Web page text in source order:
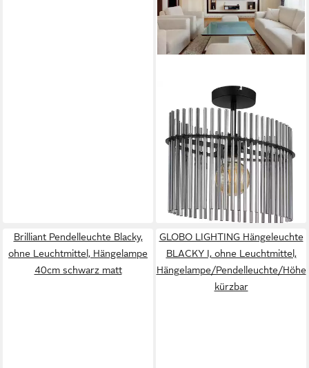
GLOBO LIGHTING
Deckenleuchte GORLEY, ohne
Leuchtmittel, Deckenlampe
Glasstäbe rauchfarben LxBxH:
400x220x340mm
ab 70,13 €
UVP119,99 €
-42%
lieferbar - in 6-8 Werktagen bei dir
Brilliant Pendelleuchte Blacky,
ohne Leuchtmittel, Hängelampe
40cm schwarz matt
GLOBO LIGHTING Hängeleuchte
BLACKY I, ohne Leuchtmittel,
Hängelampe/Pendelleuchte/Höhe
kürzbar